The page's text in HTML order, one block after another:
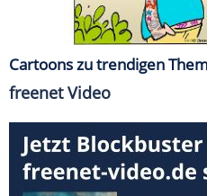
Cartoons zu trendigen
freenet Video